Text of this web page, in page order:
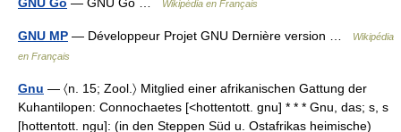
Wikipédia en Français
GNU MP — Développeur Projet GNU Dernière version …
Wikipédia
en Français
Gnu — 〈n. 15; Zool.〉 Mitglied einer afrikanischen Gattung der
Kuhantilopen: Connochaetes [<hottentott. gnu] * * * Gnu, das; s, s
[hottentott. ngu]: (in den Steppen Süd u. Ostafrikas heimische)